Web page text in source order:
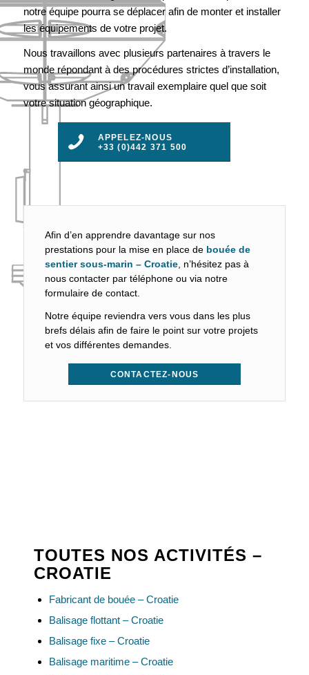
notre équipe pourra se déplacer afin de monter et installer
les équipements de votre projet.
Nous travaillons avec plusieurs partenaires à travers le
monde répondant à des procédures strictes d’installation,
vous assurant ainsi un travail exemplaire quel que soit
votre situation géographique.
APPELEZ-NOUS
+33 (0)442 371 500
Afin d’en apprendre davantage sur nos
prestations pour la mise en place de bouée de
sentier sous-marin – Croatie, n’hésitez pas à
nous contacter par téléphone ou via notre
formulaire de contact.
Notre équipe reviendra vers vous dans les plus
brefs délais afin de faire le point sur votre projets
et vos différentes demandes.
CONTACTEZ-NOUS
TOUTES NOS ACTIVITÉS –
CROATIE
Fabricant de bouée – Croatie
Balisage flottant – Croatie
Balisage fixe – Croatie
Balisage maritime – Croatie